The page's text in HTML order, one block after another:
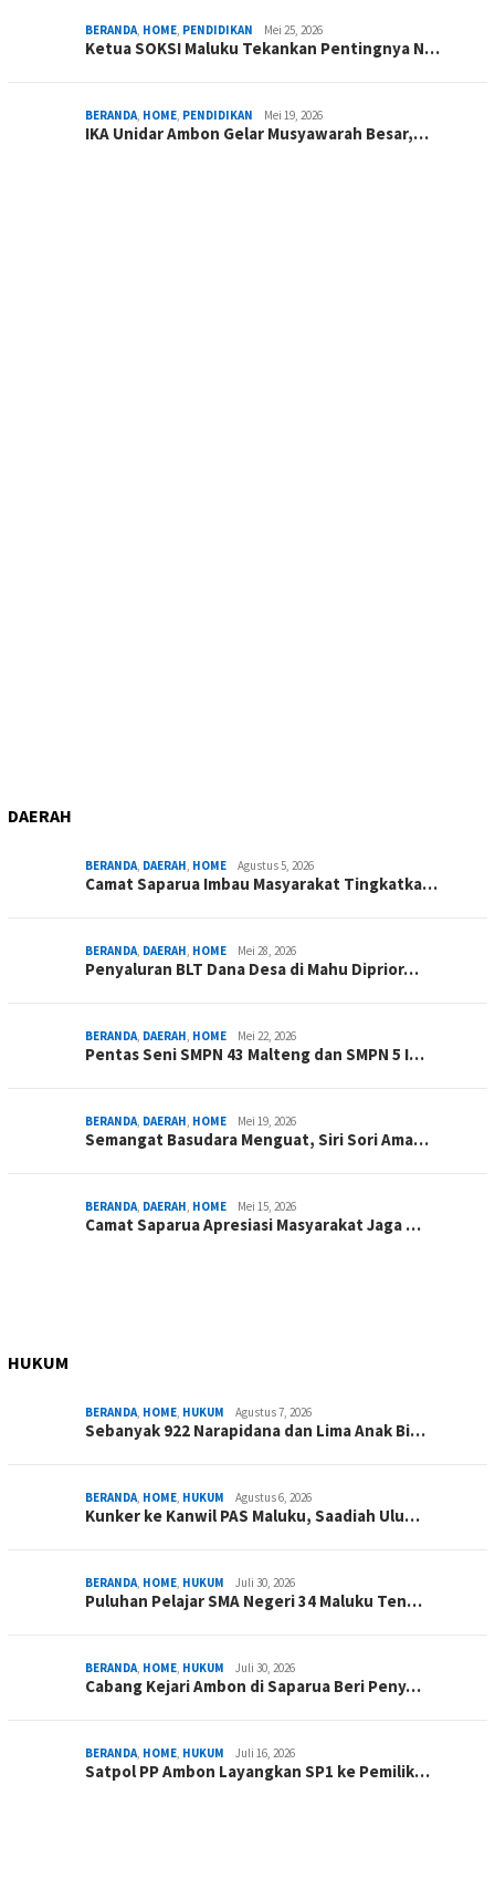
BERANDA, HOME, PENDIDIKAN Mei 25, 2026
Ketua SOKSI Maluku Tekankan Pentingnya N…
BERANDA, HOME, PENDIDIKAN Mei 19, 2026
IKA Unidar Ambon Gelar Musyawarah Besar,…
DAERAH
BERANDA, DAERAH, HOME Agustus 5, 2026
Camat Saparua Imbau Masyarakat Tingkatka…
BERANDA, DAERAH, HOME Mei 28, 2026
Penyaluran BLT Dana Desa di Mahu Diprior…
BERANDA, DAERAH, HOME Mei 22, 2026
Pentas Seni SMPN 43 Malteng dan SMPN 5 I…
BERANDA, DAERAH, HOME Mei 19, 2026
Semangat Basudara Menguat, Siri Sori Ama…
BERANDA, DAERAH, HOME Mei 15, 2026
Camat Saparua Apresiasi Masyarakat Jaga …
HUKUM
BERANDA, HOME, HUKUM Agustus 7, 2026
Sebanyak 922 Narapidana dan Lima Anak Bi…
BERANDA, HOME, HUKUM Agustus 6, 2026
Kunker ke Kanwil PAS Maluku, Saadiah Ulu…
BERANDA, HOME, HUKUM Juli 30, 2026
Puluhan Pelajar SMA Negeri 34 Maluku Ten…
BERANDA, HOME, HUKUM Juli 30, 2026
Cabang Kejari Ambon di Saparua Beri Peny…
BERANDA, HOME, HUKUM Juli 16, 2026
Satpol PP Ambon Layangkan SP1 ke Pemilik…